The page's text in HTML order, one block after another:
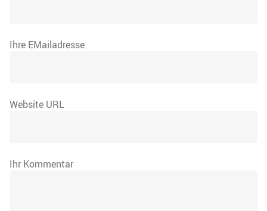
Ihre EMailadresse
Website URL
Ihr Kommentar